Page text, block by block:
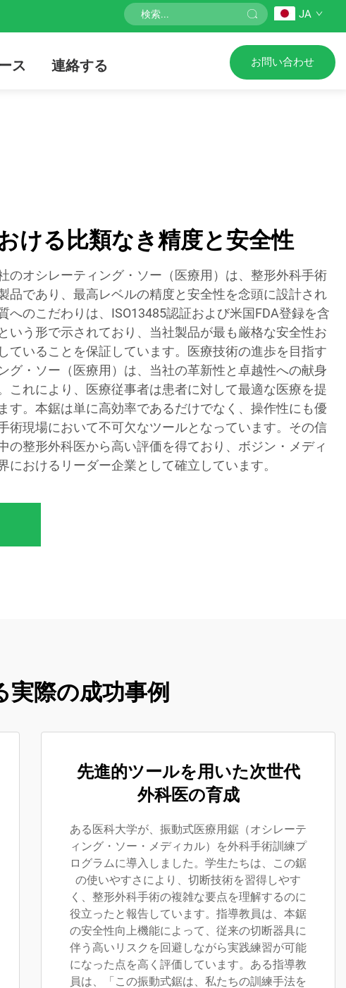
JA
ス 連絡する お問い合わせ
ける比類なき精度と安全性
のオシレーティング・ソー（医療用）は、整形外科手術
品であり、最高レベルの精度と安全性を念頭に設計され
へのこだわりは、ISO13485認証および米国FDA登録を含
いう形で示されており、当社製品が最も厳格な安全性お
ていることを保証しています。医療技術の進歩を目指す
グ・ソー（医療用）は、当社の革新性と卓越性への献身
これにより、医療従事者は患者に対して最適な医療を提
す。本鋸は単に高効率であるだけでなく、操作性にも優
術現場において不可欠なツールとなっています。その信
の整形外科医から高い評価を得ており、ボジン・メディ
におけるリーダー企業として確立しています。
際の成功事例
先進的ツールを用いた次世代
外科医の育成
ある医科大学が、振動式医療用鋸（オシレーテ
ィング・ソー・メディカル）を外科手術訓練プ
ログラムに導入しました。学生たちは、この鋸
の使いやすさにより、切断技術を習得しやす
く、整形外科手術の複雑な要点を理解するのに
役立ったと報告しています。指導教員は、本鋸
の安全性向上機能によって、従来の切断器具に
伴う高いリスクを回避しながら実践練習が可能
になった点を高く評価しています。ある指導教
員は、「この振動式鋸は、私たちの訓練手法を